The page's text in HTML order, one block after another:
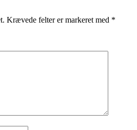
Krævede felter er markeret med *